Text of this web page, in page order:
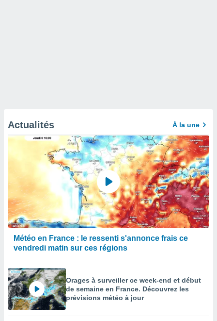
Actualités À la une
Météo en France : le ressenti s'annonce frais ce
vendredi matin sur ces régions
Orages à surveiller ce week-end et début
de semaine en France. Découvrez les
prévisions météo à jour